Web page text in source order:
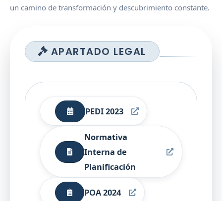
un camino de transformación y descubrimiento constante.
APARTADO LEGAL
PEDI 2023
Normativa
Interna de
Planificación
POA 2024